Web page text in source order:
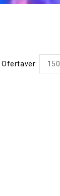
Ofertaver: 150